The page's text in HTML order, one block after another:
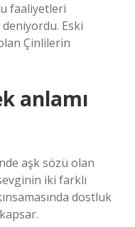
faaliyetleri
Eski
Çinlilerin
anlamı
aşk sözü olan
iki farklı
dostluk